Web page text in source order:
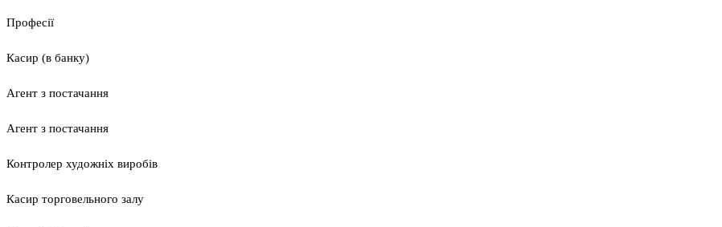
Професії
Касир (в банку)
Агент з постачання
Агент з постачання
Контролер художніх виробів
Касир торговельного залу